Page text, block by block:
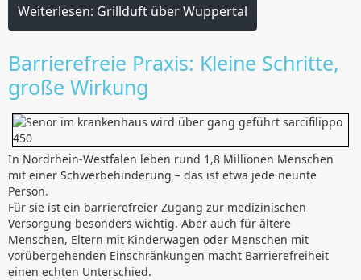
Weiterlesen: Grillduft über Wuppertal
Barrierefreie Praxis: Kleine Schritte,
große Wirkung
In Nordrhein-Westfalen leben rund 1,8 Millionen Menschen
mit einer Schwerbehinderung – das ist etwa jede neunte
Person.
Für sie ist ein barrierefreier Zugang zur medizinischen
Versorgung besonders wichtig. Aber auch für ältere
Menschen, Eltern mit Kinderwagen oder Menschen mit
vorübergehenden Einschränkungen macht Barrierefreiheit
einen echten Unterschied.